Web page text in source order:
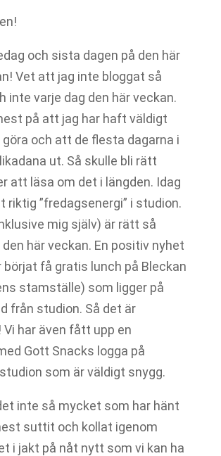
och sista dagen på den här
Vet att jag inte bloggat så
inte varje dag den här veckan.
på att jag har haft väldigt
och att de flesta dagarna i
ut. Så skulle bli rätt
att läsa om det i längden. Idag
riktig ”fredagsenergi” i studion.
mig själv) är rätt så
här veckan. En positiv nyhet
börjat få gratis lunch på Bleckan
stamställe) som ligger på
från studion. Så det är
Vi har även fått upp en
Gott Snacks logga på
som är väldigt snygg.
inte så mycket som har hänt
suttit och kollat igenom
i jakt på nåt nytt som vi kan ha